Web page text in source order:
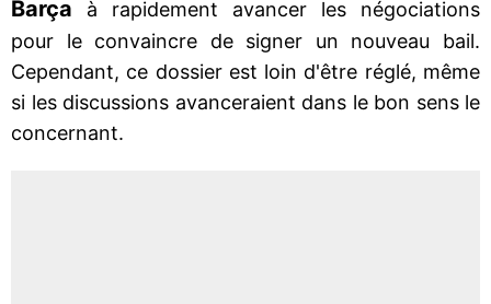
Barça à rapidement avancer les négociations
pour le convaincre de signer un nouveau bail.
Cependant, ce dossier est loin d'être réglé, même
si les discussions avanceraient dans le bon sens le
concernant.